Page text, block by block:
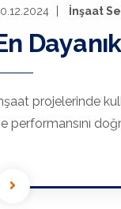
İnşaat
projelerinde
performansını